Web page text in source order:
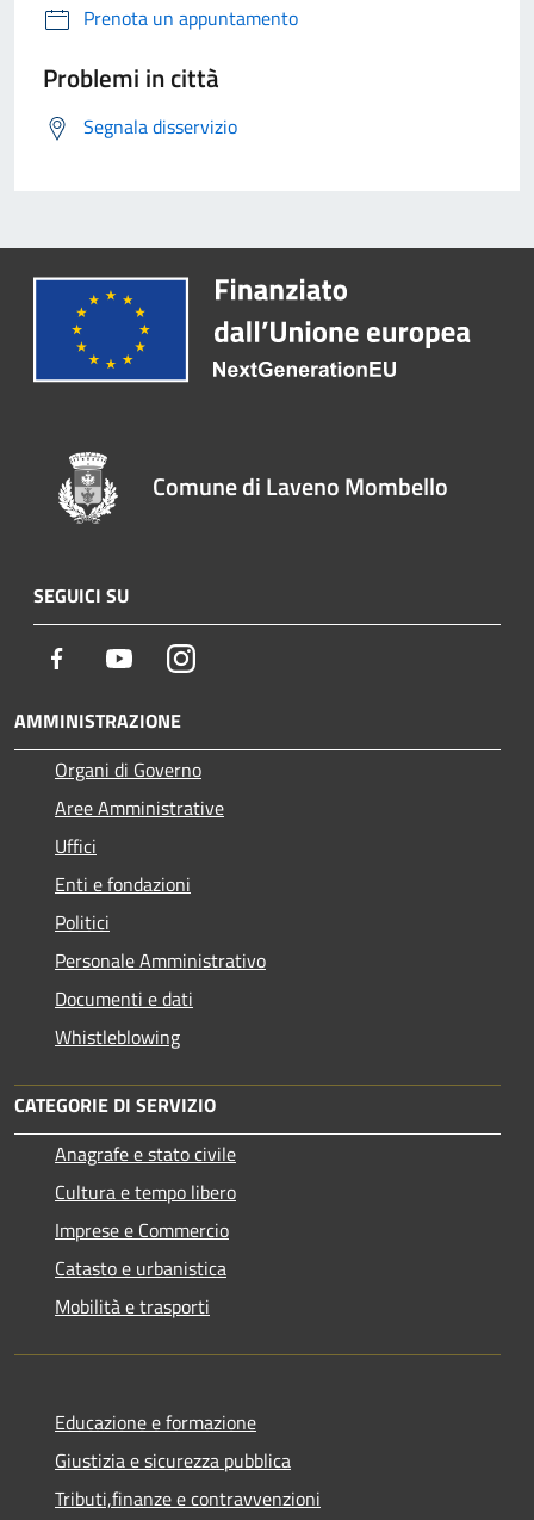
Prenota un appuntamento
Problemi in città
Segnala disservizio
Comune di Laveno Mombello
SEGUICI SU
Facebook YoutubeInstagram
AMMINISTRAZIONE
Organi di Governo
Aree Amministrative
Uffici
Enti e fondazioni
Politici
Personale Amministrativo
Documenti e dati
Whistleblowing
CATEGORIE DI SERVIZIO
Anagrafe e stato civile
Cultura e tempo libero
Imprese e Commercio
Catasto e urbanistica
Mobilità e trasporti
Educazione e formazione
Giustizia e sicurezza pubblica
Tributi,finanze e contravvenzioni